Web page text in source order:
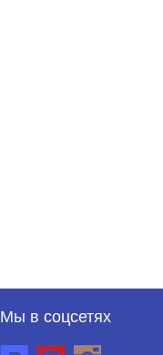
Мы в соцсетях